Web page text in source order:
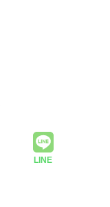
LINE